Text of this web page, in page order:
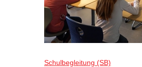
Schulbegleitung (SB)